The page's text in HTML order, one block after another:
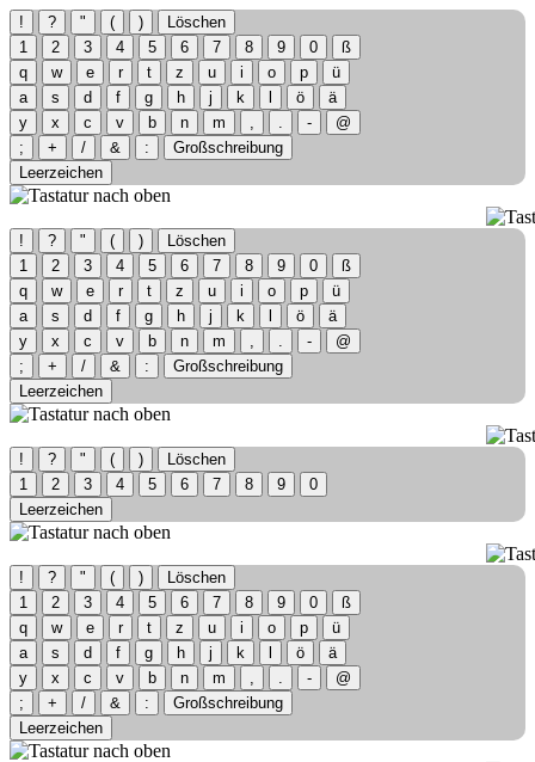
! ? " ( )
Löschen
1
2 3 4 5 6 7 8 9 0
ß
q
w e r t z u i o p
ü
a
s d f g h j k ö
ä
y
x c v b n m , . -
@
;
+ / & :
Großschreibung
Leerzeichen
! ? " ( )
Löschen
1
2 3 4 5 6 7 8 9 0
ß
q
w e r t z u i o p
ü
a
s d f g h j k ö
ä
y
x c v b n m , . -
@
;
+ / & :
Großschreibung
Leerzeichen
! ? " ( )
Löschen
1
2 3 4 5 6 7 8 9
0
Leerzeichen
! ? " ( )
Löschen
1
2 3 4 5 6 7 8 9 0
ß
q
w e r t z u i o p
ü
a
s d f g h j k ö
ä
y
x c v b n m , . -
@
;
+ / & :
Großschreibung
Leerzeichen